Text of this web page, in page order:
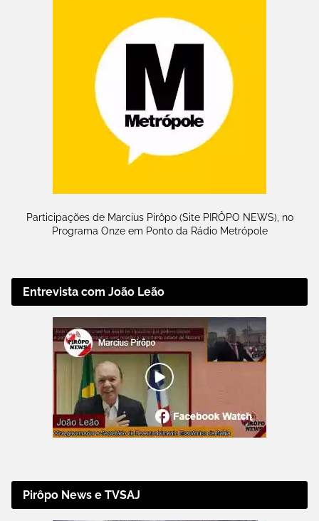
Participações de Marcius Pirôpo (Site PIRÔPO NEWS), no
Programa Onze em Ponto da Rádio Metrópole
Entrevista com João Leão
Pirôpo News e TVSAJ